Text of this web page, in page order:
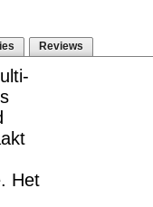
Reviews
Het